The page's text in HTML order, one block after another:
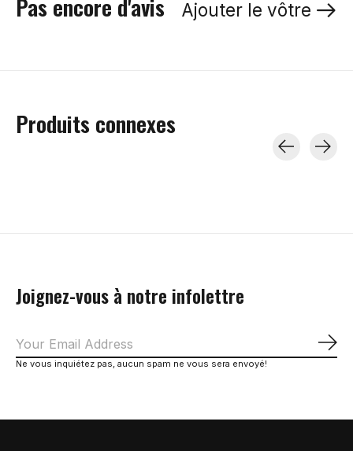
Pas encore d'avis Ajouter le vôtre
Produits connexes
Joignez-vous à notre infolettre
Ne vous inquiétez pas, aucun spam ne vous sera envoyé!